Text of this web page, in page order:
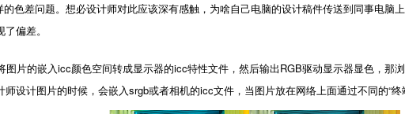
差问题。想必设计师对此应该深有感触，为啥自己电脑的设计稿件传送到同事电脑
偏差。
的嵌入icc颜色空间转成显示器的icc特性文件，然后输出RGB驱动显示器显色，那
设计图片的时候，会嵌入srgb或者相机的icc文件，当图片放在网络上面通过不同的“终